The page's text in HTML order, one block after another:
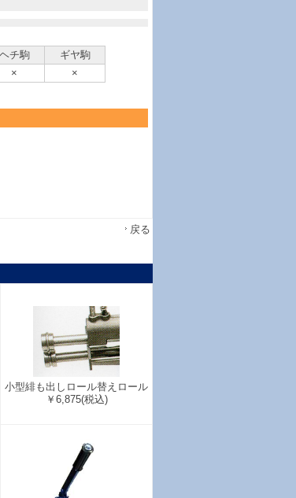
ヘチ駒
ギヤ駒
× ×
戻る
小型緋も出しロール替えロール
￥6,875(税込)